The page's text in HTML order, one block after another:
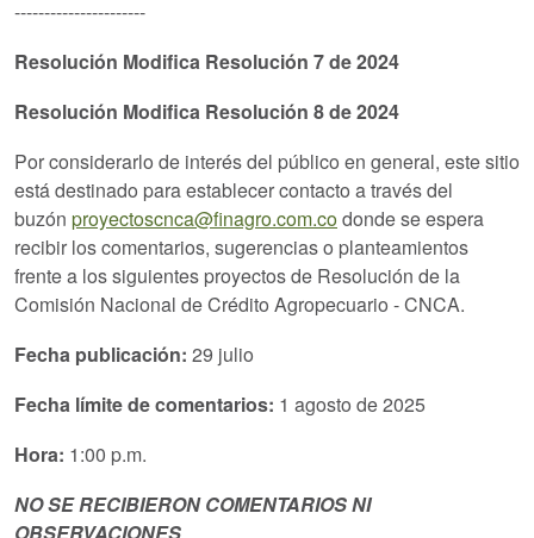
----------------------
Resolución Modifica Resolución 7 de 2024
Resolución Modifica Resolución 8 de 2024
Por considerarlo de interés del público en general, este sitio
está destinado para establecer contacto a través del
buzón proyectoscnca@finagro.com.codonde se espera
recibir los comentarios, sugerencias o planteamientos
frente a los siguientes proyectos de Resolución de la
Comisión Nacional de Crédito Agropecuario - CNCA.
Fecha publicación: 29 julio
Fecha límite de comentarios: 1 agosto de 2025
Hora: 1:00 p.m.
NO SE RECIBIERON COMENTARIOS NI